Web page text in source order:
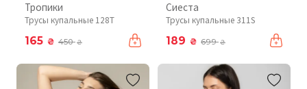
Тропики
Трусы купальные 128T
165 ₴ 450₴
Сиеста
Трусы купальные 311S
189 ₴ 699₴